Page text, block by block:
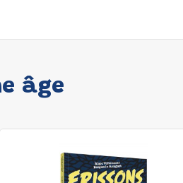
âge